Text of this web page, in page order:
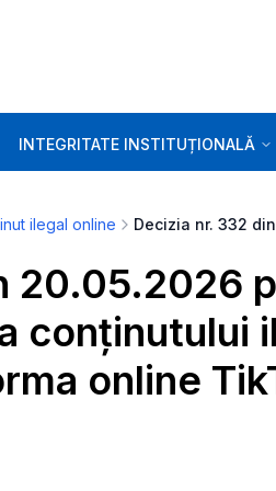
INTEGRITATE INSTITUȚIONALĂ
ilegal online
20.05.2026
conținutului
online